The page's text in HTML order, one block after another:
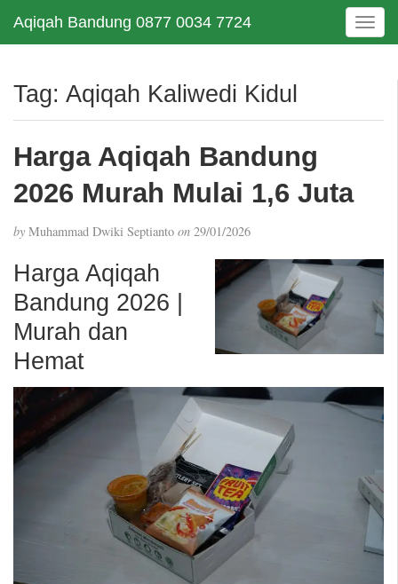
Aqiqah Bandung 0877 0034 7724
T
o
e
t
Tag: Aqiqah Kaliwedi Kidul
Harga Aqiqah Bandung
2026 Murah Mulai 1,6 Juta
by Muhammad Dwiki Septianto on 29/01/2026
Harga Aqiqah
Bandung 2026 |
Murah dan
Hemat